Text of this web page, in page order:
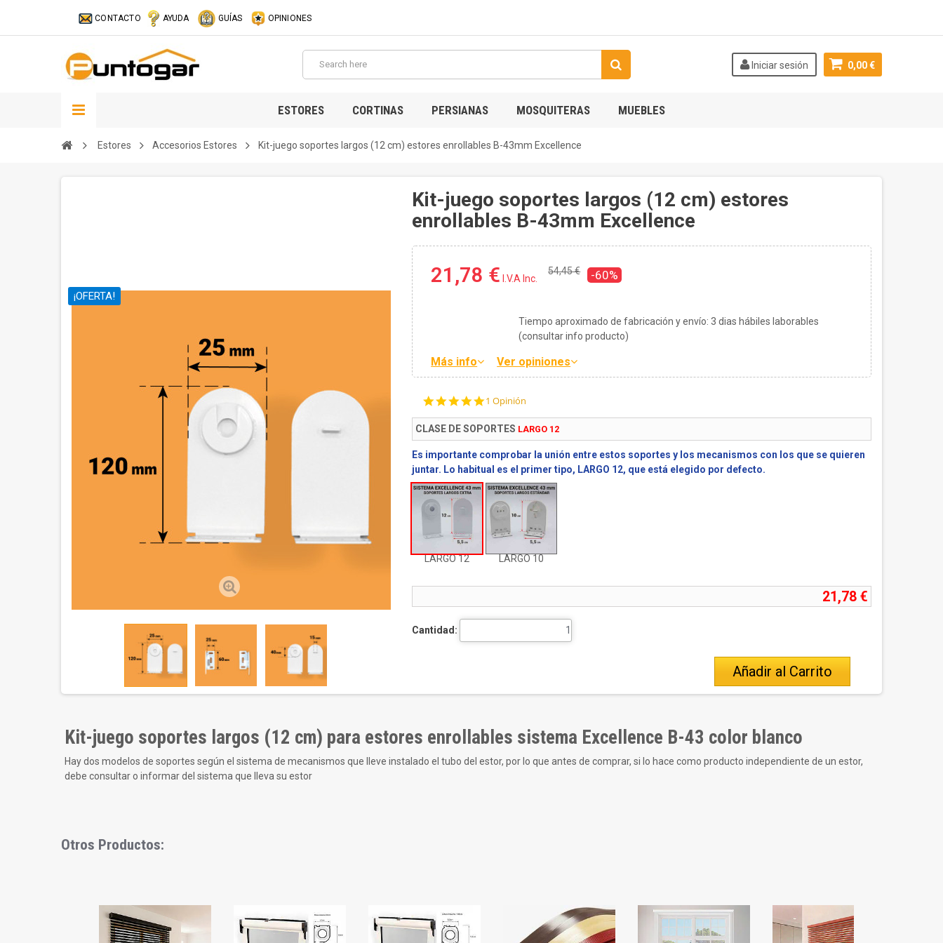
CONTACTO AYUDA GUÍAS OPINIONES
0,00 €
Iniciar sesión
ESTORES CORTINAS PERSIANAS MOSQUITERAS MUEBLES
Estores Accesorios Estores Kit-juego soportes largos (12 cm) estores enrollables B-43mm Excellence
¡OFERTA!
Kit-juego soportes largos (12 cm) estores
enrollables B-43mm Excellence
21,78 € I.V.A Inc.
54,45 € -60%
Tiempo aproximado de fabricación y envío:3 dias hábiles laborables
(consultar info producto)
Más info Ver opiniones
5.0
rating
1 Opinión
CLASE DE SOPORTES LARGO 12
Es importante comprobar la unión entre estos soportes y los mecanismos con los que se quieren
juntar. Lo habitual es el primer tipo, LARGO 12, que está elegido por defecto.
LARGO 12 LARGO 10
21,78 €
Cantidad:
Añadir al Carrito
Kit-juego soportes largos (12 cm) para estores enrollables sistema Excellence B-43 color blanco
Hay dos modelos de soportes según el sistema de mecanismos que lleve instalado el tubo del estor, por lo que antes de comprar, si lo hace como producto independiente de un estor,
debe consultar o informar del sistema que lleva su estor
Slideshow
Otros Productos: